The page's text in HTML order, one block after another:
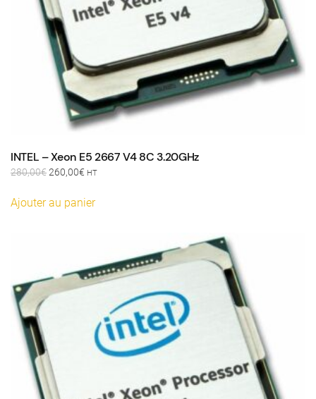
INTEL – Xeon E5 2667 V4 8C 3.20GHz
280,00€Le
initial
260,00€ Le
actuel
HT
Ajouter au panier